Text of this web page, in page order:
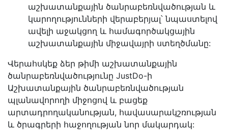
աշխատանքային ծանրաբեռնվածության և
կարողությունների վերաբերյալ՝ նպաստելով
ավելի աջակցող և համագործակցային
աշխատանքային միջավայրի ստեղծմանը:
Վերահսկեք ձեր թիմի աշխատանքային
ծանրաբեռնվածությունը JustDo-ի
Աշխատանքային ծանրաբեռնվածության
պլանավորողի միջոցով և բացեք
արտադրողականության, հավասարակշռության
և ծրագրերի հաջողության նոր մակարդակ: